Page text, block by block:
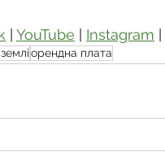
YouTube Instagram
орендна плата